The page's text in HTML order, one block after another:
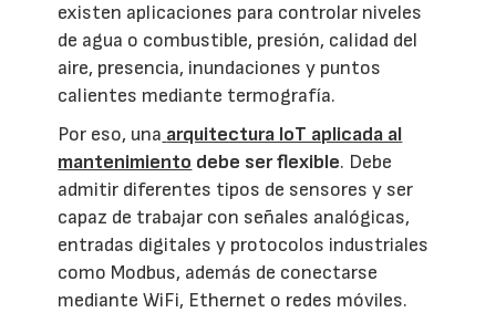
existen aplicaciones para controlar niveles
de agua o combustible, presión, calidad del
aire, presencia, inundaciones y puntos
calientes mediante termografía.
Por eso, una arquitectura IoT aplicada al
mantenimiento debe ser flexible. Debe
admitir diferentes tipos de sensores y ser
capaz de trabajar con señales analógicas,
entradas digitales y protocolos industriales
como Modbus, además de conectarse
mediante WiFi, Ethernet o redes móviles.